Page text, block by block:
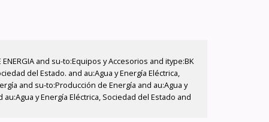
and su-to:Equipos y Accesorios and itype:BK
del Estado. and au:Agua y Energía Eléctrica,
and su-to:Producción de Energía and au:Agua y
y Energía Eléctrica, Sociedad del Estado and